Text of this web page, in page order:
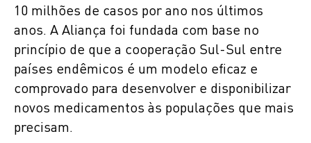
10 milhões de casos por ano nos últimos
anos. A Aliança foi fundada com base no
princípio de que a cooperação Sul-Sul entre
países endêmicos é um modelo eficaz e
comprovado para desenvolver e disponibilizar
novos medicamentos às populações que mais
precisam.